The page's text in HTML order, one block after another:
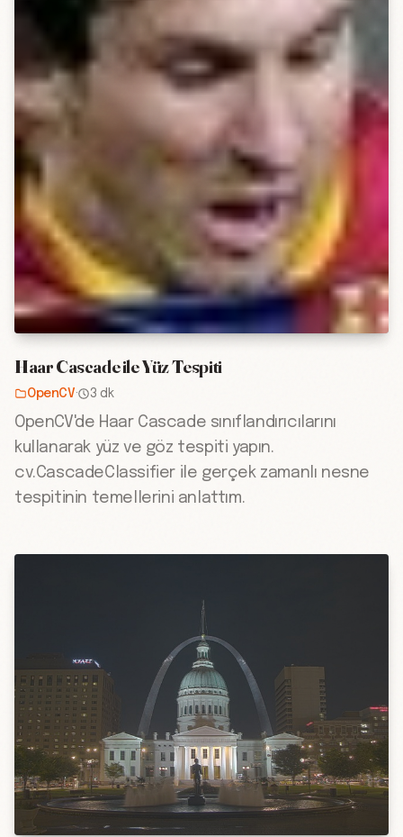
Haar Cascade ile Yüz Tespiti
OpenCV· 3 dk
OpenCV'de Haar Cascade sınıflandırıcılarını
kullanarak yüz ve göz tespiti yapın.
cv.CascadeClassifier ile gerçek zamanlı nesne
tespitinin temellerini anlattım.